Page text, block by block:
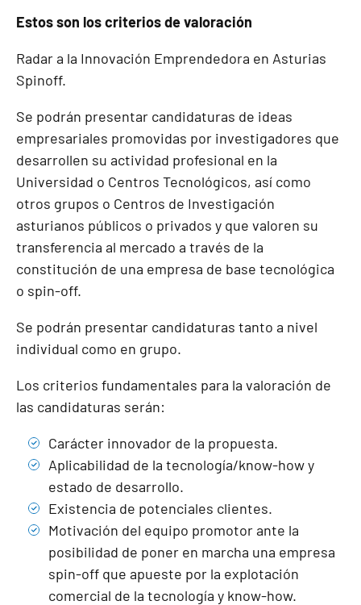
Estos son los criterios de valoración
Radar a la Innovación Emprendedora en Asturias
Spinoff.
Se podrán presentar candidaturas de ideas
empresariales promovidas por investigadores que
desarrollen su actividad profesional en la
Universidad o Centros Tecnológicos, así como
otros grupos o Centros de Investigación
asturianos públicos o privados y que valoren su
transferencia al mercado a través de la
constitución de una empresa de base tecnológica
o spin-off.
Se podrán presentar candidaturas tanto a nivel
individual como en grupo.
Los criterios fundamentales para la valoración de
las candidaturas serán:
Carácter innovador de la propuesta.
Aplicabilidad de la tecnología/know-how y
estado de desarrollo.
Existencia de potenciales clientes.
Motivación del equipo promotor ante la
posibilidad de poner en marcha una empresa
spin-off que apueste por la explotación
comercial de la tecnología y know-how.